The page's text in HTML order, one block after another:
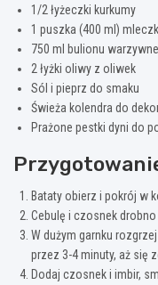
1/2 łyżeczki kurkumy
1 puszka (400 ml)
750 ml bulionu
2 łyżki oliwy z oliwek
Sól i pieprz do smaku
Świeża kolendra do
Prażone pestki dyni do
Bataty obierz i pokrój w
Cebulę i czosnek drobno
W dużym garnku
przez 3-4 minuty, aż się
Dodaj czosnek i imbir,